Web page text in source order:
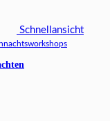
Schnellansicht